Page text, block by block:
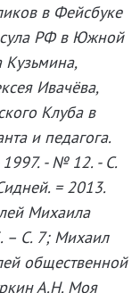
в Фейсбуке
РФ в Южной
Ивачёва,
Клуба в
и педагога.
- № 12. - С.
= 2013.
Михаила
– С. 7; Михаил
общественной
А.Н. Моя